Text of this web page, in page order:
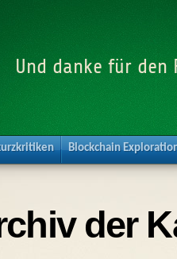
Und danke für den
Blockchain
der